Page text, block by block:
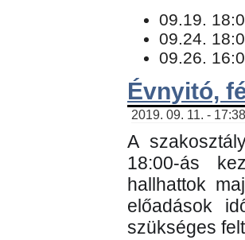
09.19.
09.24.
09.26.
Évnyitó,
2019. 09. 11. -
A
18:00-ás
hallhattok
előadások
szükséges